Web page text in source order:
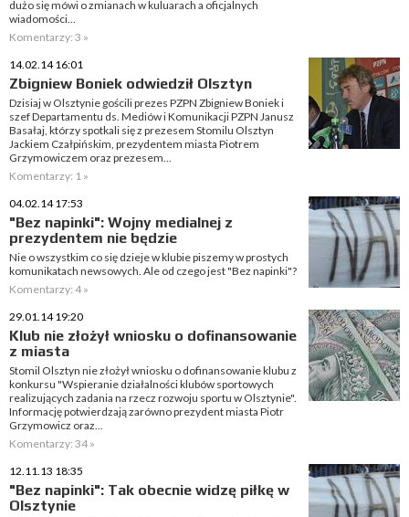
dużo się mówi o zmianach w kuluarach a oficjalnych
wiadomości...
Komentarzy: 3 »
14.02.14 16:01
Zbigniew Boniek odwiedził Olsztyn
Dzisiaj w Olsztynie gościli prezes PZPN Zbigniew Boniek i
szef Departamentu ds. Mediów i Komunikacji PZPN Janusz
Basałaj, którzy spotkali się z prezesem Stomilu Olsztyn
Jackiem Czałpińskim, prezydentem miasta Piotrem
Grzymowiczem oraz prezesem...
Komentarzy: 1 »
04.02.14 17:53
"Bez napinki": Wojny medialnej z
prezydentem nie będzie
Nie o wszystkim co się dzieje w klubie piszemy w prostych
komunikatach newsowych. Ale od czego jest "Bez napinki"?
Komentarzy: 4 »
29.01.14 19:20
Klub nie złożył wniosku o dofinansowanie
z miasta
Stomil Olsztyn nie złożył wniosku o dofinansowanie klubu z
konkursu "Wspieranie działalności klubów sportowych
realizujących zadania na rzecz rozwoju sportu w Olsztynie".
Informację potwierdzają zarówno prezydent miasta Piotr
Grzymowicz oraz...
Komentarzy: 34 »
12.11.13 18:35
"Bez napinki": Tak obecnie widzę piłkę w
Olsztynie